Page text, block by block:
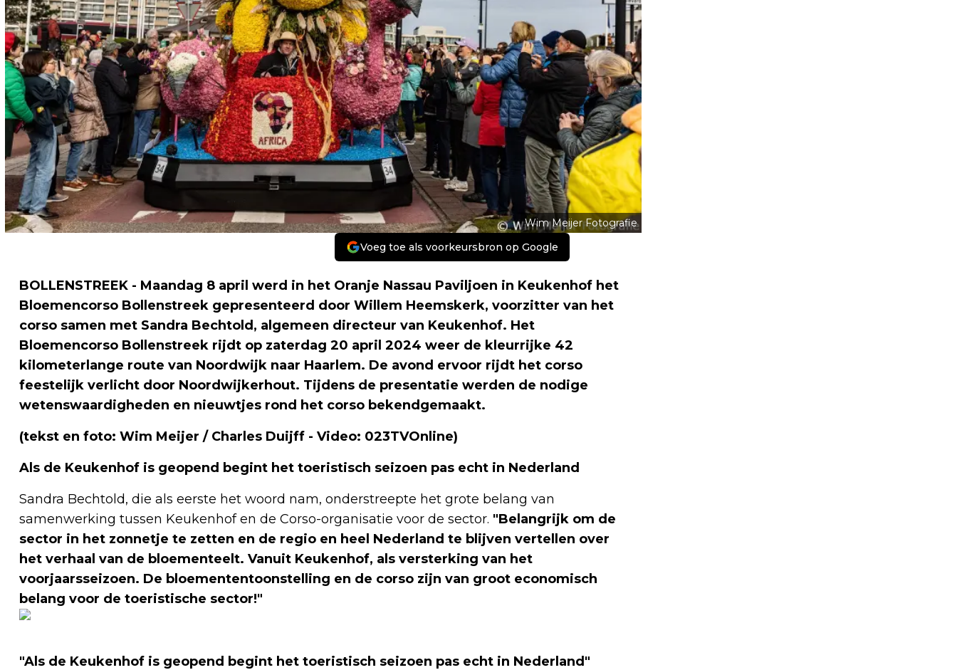
Wim Meijer Fotografie
Voeg toe als voorkeursbron op Google
BOLLENSTREEK - Maandag 8 april werd in het Oranje Nassau Paviljoen in Keukenhof het
Bloemencorso Bollenstreek gepresenteerd door Willem Heemskerk, voorzitter van het
corso samen met Sandra Bechtold, algemeen directeur van Keukenhof. Het
Bloemencorso Bollenstreek rijdt op zaterdag 20 april 2024 weer de kleurrijke 42
kilometerlange route van Noordwijk naar Haarlem. De avond ervoor rijdt het corso
feestelijk verlicht door Noordwijkerhout. Tijdens de presentatie werden de nodige
wetenswaardigheden en nieuwtjes rond het corso bekendgemaakt.
(tekst en foto: Wim Meijer / Charles Duijff - Video: 023TVOnline)
Als de Keukenhof is geopend begint het toeristisch seizoen pas echt in Nederland
Sandra Bechtold, die als eerste het woord nam, onderstreepte het grote belang van
samenwerking tussen Keukenhof en de Corso-organisatie voor de sector. "Belangrijk om de
sector in het zonnetje te zetten en de regio en heel Nederland te blijven vertellen over
het verhaal van de bloementeelt. Vanuit Keukenhof, als versterking van het
voorjaarsseizoen. De bloemententoonstelling en de corso zijn van groot economisch
belang voor de toeristische sector!"
"Als de Keukenhof is geopend begint het toeristisch seizoen pas echt in Nederland"